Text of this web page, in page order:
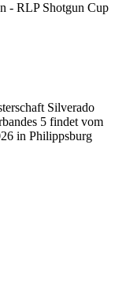
- RLP Shotgun Cup
Silverado
5 findet vom
in Philippsburg